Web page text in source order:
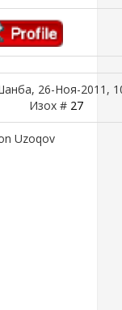
26-Ноя-2011,
Изох # 27
Uzoqov